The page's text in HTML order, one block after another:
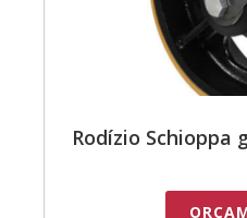
Rodízio Schioppa